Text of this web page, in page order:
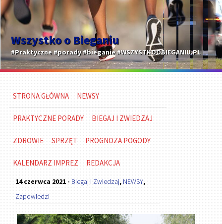
Wszystko o Bieganiu
#Praktyczne #porady #bieganie #WSZYSTKOOBIEGANIU.PL
STRONA GŁÓWNA NEWSY
PRAKTYCZNE PORADY BIEGAJ I ZWIEDZAJ
ZDROWIE SPRZĘT PROGNOZA POGODY
KALENDARZ IMPREZ REDAKCJA
14 czerwca 2021 - Biegaj i Zwiedzaj, NEWSY,
Zapowiedzi